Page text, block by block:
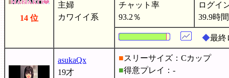
14 位
主婦
カワイイ系
チャット率
93.2％
ログイ
39.9時間
◆最終
asukaQx
19才
■スリーサイズ：Cカップ
■得意プレイ：-